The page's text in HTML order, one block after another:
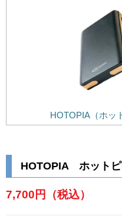
HOTOPIA（ホッ
HOTOPIA ホット
7,700円 （税込）